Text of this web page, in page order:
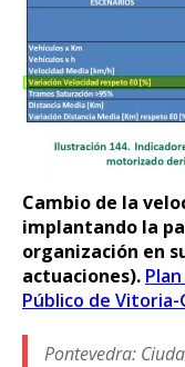
Cambio de la
implantando la
organización en
actuaciones).
Público de Vitoria-
Pontevedra: